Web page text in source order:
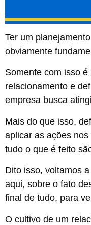
Ter um
obviamente
Somente com isso
relacionamento e
empresa busca
Mais do que isso,
aplicar as ações
tudo o que é feito
Dito isso, voltamos
aqui, sobre o fato
final de tudo, para
O cultivo de um